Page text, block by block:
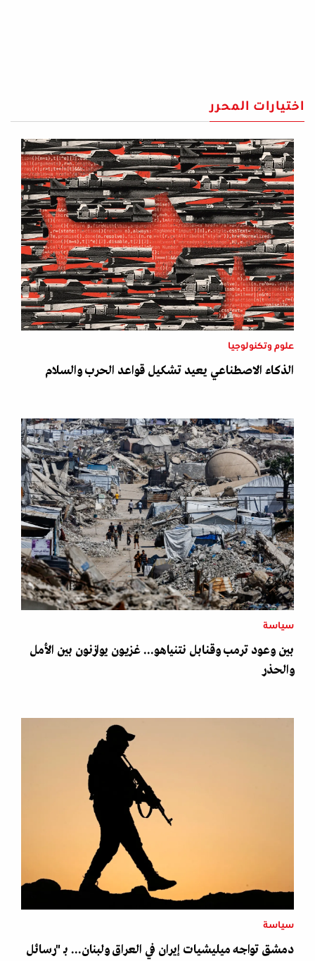
اختيارات المحرر
علوم وتكنولوجيا
الذكاء الاصطناعي يعيد تشكيل قواعد الحرب والسلام
سياسة
بين وعود ترمب وقنابل نتنياهو... غزيون يوازنون بين الأمل
والحذر
سياسة
دمشق تواجه ميليشيات إيران في العراق ولبنان... بـ "رسائل